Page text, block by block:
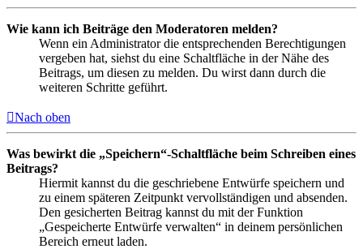
Wie kann ich Beiträge den Moderatoren melden?
Wenn ein Administrator die entsprechenden Berechtigungen
vergeben hat, siehst du eine Schaltfläche in der Nähe des
Beitrags, um diesen zu melden. Du wirst dann durch die
weiteren Schritte geführt.
Nach oben
Was bewirkt die „Speichern“-Schaltfläche beim Schreiben eines
Beitrags?
Hiermit kannst du die geschriebene Entwürfe speichern und
zu einem späteren Zeitpunkt vervollständigen und absenden.
Den gesicherten Beitrag kannst du mit der Funktion
„Gespeicherte Entwürfe verwalten“ in deinem persönlichen
Bereich erneut laden.